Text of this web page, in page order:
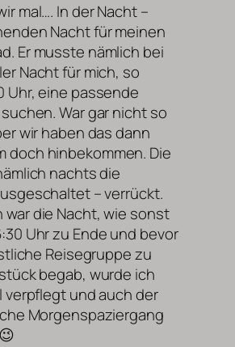
mal…. In der Nacht –
Nacht für meinen
Er musste nämlich bei
Nacht für mich, so
Uhr, eine passende
War gar nicht so
wir haben das dann
doch hinbekommen. Die
nachts die
– verrückt.
die Nacht, wie sonst
Uhr zu Ende und bevor
Reisegruppe zu
begab, wurde ich
verpflegt und auch der
Morgenspaziergang